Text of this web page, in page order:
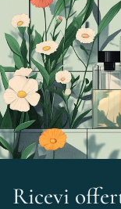
Ricevi